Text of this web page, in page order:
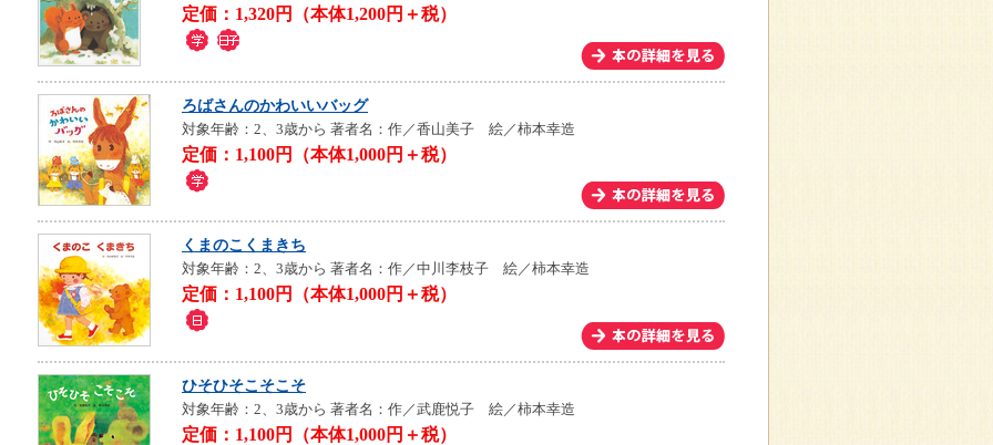
定価：1,320円（本体1,200円＋税）
ろばさんのかわいいバッグ
対象年齢：2、3歳から 著者名：作／香山美子 絵／柿本幸造
定価：1,100円（本体1,000円＋税）
くまのこくまきち
対象年齢：2、3歳から 著者名：作／中川李枝子 絵／柿本幸造
定価：1,100円（本体1,000円＋税）
ひそひそこそこそ
対象年齢：2、3歳から 著者名：作／武鹿悦子 絵／柿本幸造
定価：1,100円（本体1,000円＋税）